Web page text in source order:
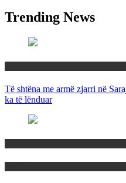
Trending News
Të shtëna me armë zjarri në
ka të lënduar